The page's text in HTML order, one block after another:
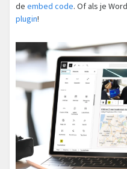
de embed code. Of als je
plugin!